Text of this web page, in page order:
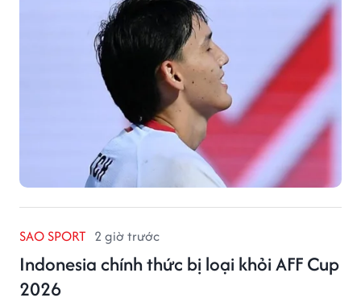
SAO SPORT 2 giờ trước
Indonesia chính thức bị loại khỏi AFF Cup
2026